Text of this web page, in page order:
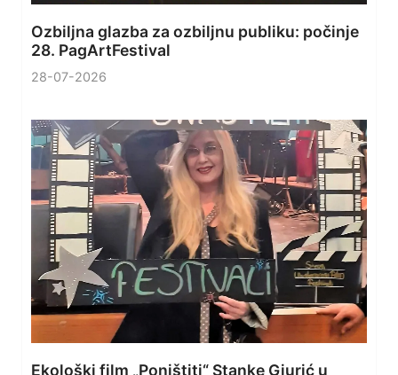
Ozbiljna glazba za ozbiljnu publiku: počinje
28. PagArtFestival
28-07-2026
Ekološki film „Poništiti“ Stanke Gjurić u